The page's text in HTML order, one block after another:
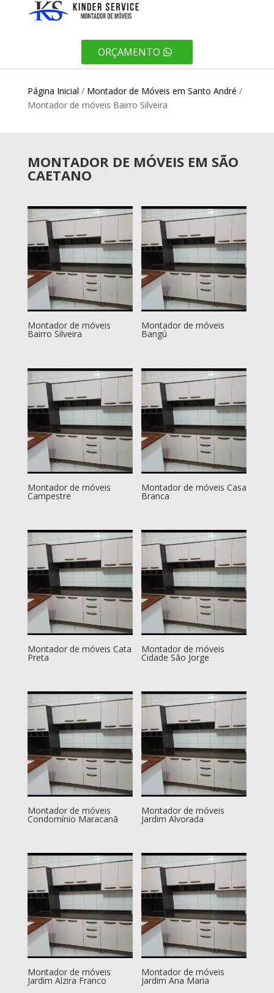
ORÇAMENTO
Página Inicial / Montador de Móveis em Santo André /
Montador de móveis Bairro Silveira
MONTADOR DE MÓVEIS EM SÃO
CAETANO
Montador de móveis
Bairro Silveira
Montador de móveis
Bangú
Montador de móveis
Campestre
Montador de móveis Casa
Branca
Montador de móveis Cata
Preta
Montador de móveis
Cidade São Jorge
Montador de móveis
Condomínio Maracanã
Montador de móveis
Jardim Alvorada
Montador de móveis
Jardim Alzira Franco
Montador de móveis
Jardim Ana Maria